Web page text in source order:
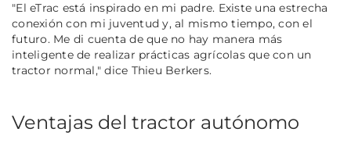
"El eTrac está inspirado en mi padre. Existe una estrecha
conexión con mi juventud y, al mismo tiempo, con el
futuro. Me di cuenta de que no hay manera más
inteligente de realizar prácticas agrícolas que con un
tractor normal,"dice Thieu Berkers.
Ventajas del tractor autónomo